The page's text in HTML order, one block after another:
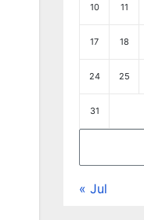
10 11
17 18
24 25
31
« Jul